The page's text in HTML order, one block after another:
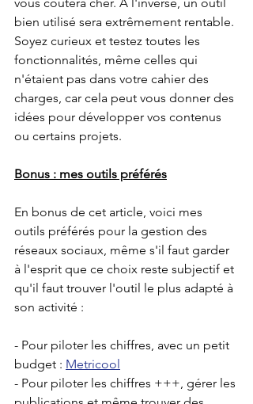
bien utilisé sera extrêmement rentable.
Soyez curieux et testez toutes les
fonctionnalités, même celles qui
n'étaient pas dans votre cahier des
charges, car cela peut vous donner des
idées pour développer vos contenus
ou certains projets.
Bonus : mes outils préférés
En bonus de cet article, voici mes
outils préférés pour la gestion des
réseaux sociaux, même s'il faut garder
à l'esprit que ce choix reste subjectif et
qu'il faut trouver l'outil le plus adapté à
son activité :
- Pour piloter les chiffres, avec un petit
budget : Metricool
- Pour piloter les chiffres +++, gérer les